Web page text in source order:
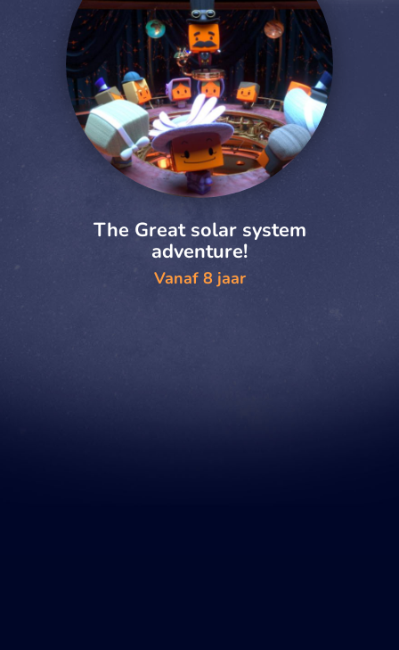
The Great solar system
adventure!
Vanaf 8 jaar